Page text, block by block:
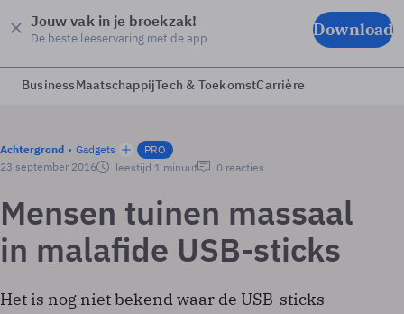
Jouw vak in je broekzak!
De beste leeservaring met de app Download
BusinessMaatschappijTech & ToekomstCarrière
Achtergrond Gadgets
PRO
23 september 2016
leestijd 1 minuut 0 reacties
Mensen tuinen massaal
in malafide USB-sticks
Het is nog niet bekend waar de USB-sticks